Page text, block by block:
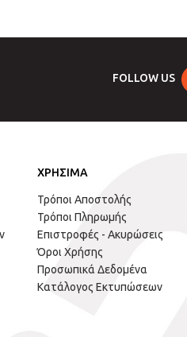
FOLLOW US
ΧΡΗΣΙΜΑ
Τρόποι Αποστολής
Τρόποι Πληρωμής
Επιστροφές - Ακυρώσεις
Όροι Χρήσης
Προσωπικά Δεδομένα
Κατάλογος Εκτυπώσεων